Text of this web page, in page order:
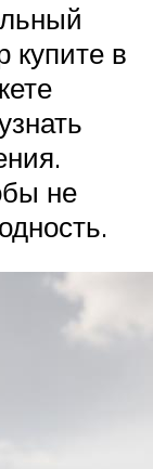
купите в
не